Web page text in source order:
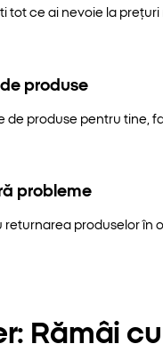
tot ce ai nevoie la prețuri
produse
de produse pentru tine,
probleme
returnarea produselor în
Rămâi